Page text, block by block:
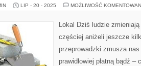
LIP - 20 - 2025 MOŻLIWOŚĆ
Lokal Dziś ludzie
częściej aniżeli jeszcze
przeprowadzki zmusza
prawidłowiej płatną bądź –